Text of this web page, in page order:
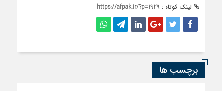
لینک کوتاه : https://afpak.ir/?p=1929
برچسب ها